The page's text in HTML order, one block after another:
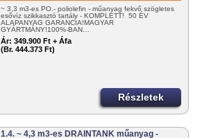
~ 3,3 m3-es PO.- poliolefin - műanyag fekvő szögletes
esővíz szikkasztó tartály - KOMPLETT! 50 ÉV
ALAPANYAG GARANCIA!MAGYAR
GYÁRTMÁNY!100%-BAN…
Ár: 349.900 Ft + Áfa
(Br. 444.373 Ft)
Részletek
1.4. ~ 4,3 m3-es DRAINTANK műanyag -